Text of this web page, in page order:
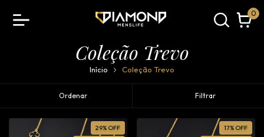
0
Coleção Trevo
Início Coleção Trevo
Ordenar Filtrar
29% OFF
17% OFF